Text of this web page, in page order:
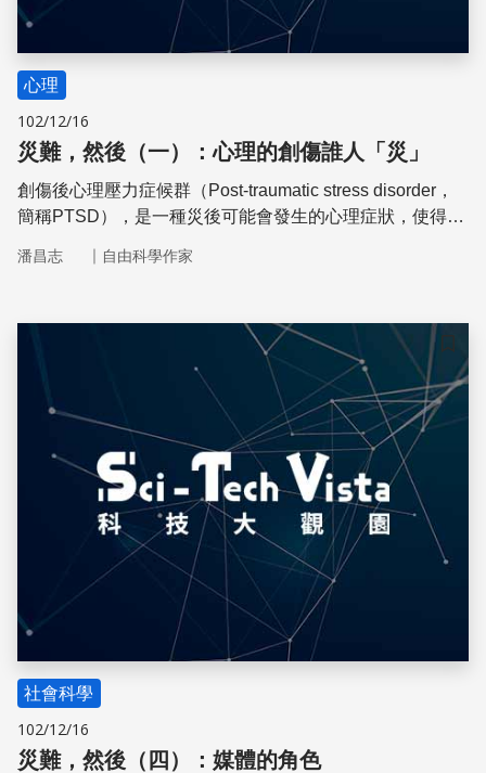
心理
102/12/16
災難，然後（一）：心理的創傷誰人「災」
創傷後心理壓力症候群（Post-traumatic stress disorder，
簡稱PTSD），是一種災後可能會發生的心理症狀，使得災
痛苦陰影，無法好好生活。不過創傷發生後的一個月內，是
症狀或避免情況惡化。
潘昌志 ｜ 自由科學作家
儲存
社會科學
102/12/16
災難，然後（四）：媒體的角色